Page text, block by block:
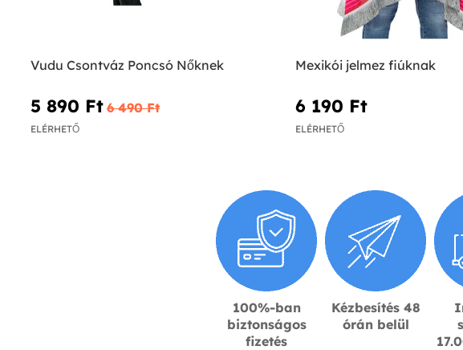
Vudu Csontváz Poncsó Nőknek
5 890 Ft‎ 6 490 Ft‎
ELÉRHETŐ
Mexikói jelmez fiúknak
6 190 Ft‎
ELÉRHETŐ
100%-ban
biztonságos
fizetés
Kézbesítés 48
órán belül